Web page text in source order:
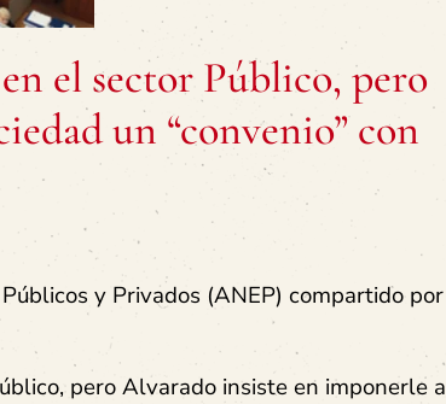
el sector Público, pero
un “convenio” con
y Privados (ANEP) compartido por
pero Alvarado insiste en imponerle a